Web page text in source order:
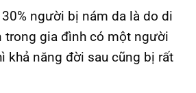
người bị nám da là do di
trong gia đình có một người
khả năng đời sau cũng bị rất